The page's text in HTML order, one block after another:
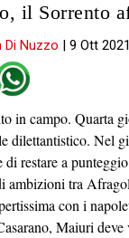
il Sorrento
Di Nuzzo |9 Ott
in campo. Quarta
dilettantistico. Nel
di restare a
ambizioni tra
con i
Maiuri